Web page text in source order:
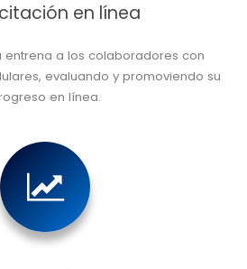
en línea
entrena a los colaboradores con
evaluando y promoviendo su
en línea.